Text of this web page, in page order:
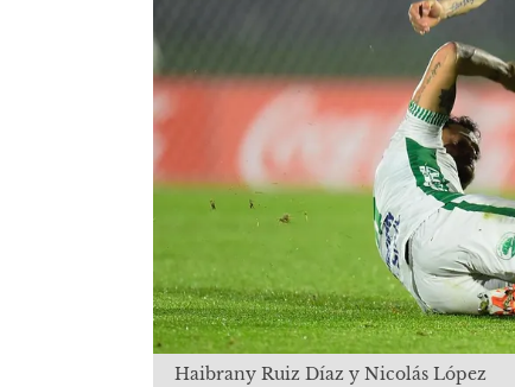
Haibrany Ruiz Díaz y Nicolás López